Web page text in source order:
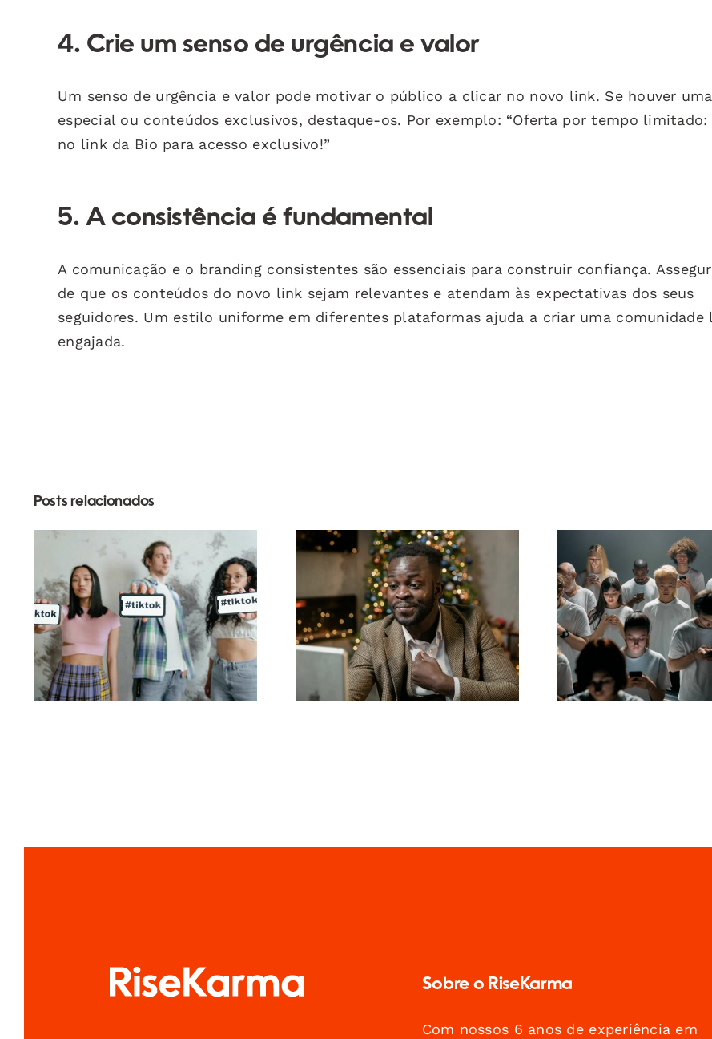
4. Crie um senso de urgência e valor
Um senso de urgência e valor pode motivar o público a clicar no novo link. Se houver
especial ou conteúdos exclusivos, destaque-os. Por exemplo: “Oferta por tempo limitado:
no link da Bio para acesso exclusivo!”
5. A consistência é fundamental
A comunicação e o branding consistentes são essenciais para construir confiança.
de que os conteúdos do novo link sejam relevantes e atendam às expectativas dos seus
seguidores. Um estilo uniforme em diferentes plataformas ajuda a criar uma comunidade
engajada.
Posts relacionados
Melhores aplicativos
de edição de vídeo
para criar obras-
primas no TikTok
Como ocultar
seguidores no
LinkedIn para manter
a privacidade
Dicas para
anúncios
Facebook
Sobre o RiseKarma
Com nossos 6 anos de experiência em